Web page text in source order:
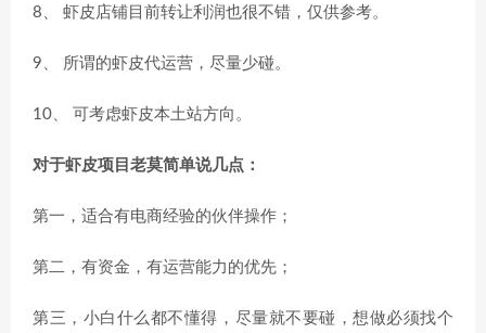
8、 虾皮店铺目前转让利润也很不错，仅供参考。
9、 所谓的虾皮代运营，尽量少碰。
10、 可考虑虾皮本土站方向。
对于虾皮项目老莫简单说几点：
第一，适合有电商经验的伙伴操作；
第二，有资金，有运营能力的优先；
第三，小白什么都不懂得，尽量就不要碰，想做必须找个